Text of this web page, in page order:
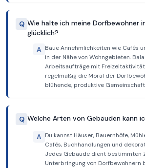
Q Wie halte ich meine Dorfbewohner
glücklich?
A Baue Annehmlichkeiten wie Cafés
in der Nähe von Wohngebieten.
Arbeitsaufträge mit
regelmäßig die Moral der
blühende, produktive
Q Welche Arten von Gebäuden kann
A Du kannst Häuser, Bauernhöfe,
Cafés, Buchhandlungen und
Jedes Gebäude dient bestimmten
Unterbringung von Dorfbewohnern